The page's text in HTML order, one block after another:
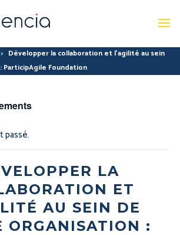
> Développer la collaboration et l’agilité au sein
Foundation
passé.
LA
ET
AU SEIN DE
ORGANISATION :